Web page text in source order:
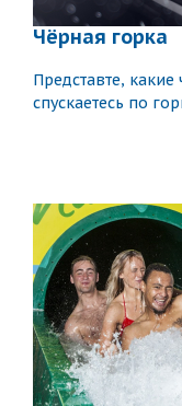
Чёрная горка
Представте,
спускаетесь по